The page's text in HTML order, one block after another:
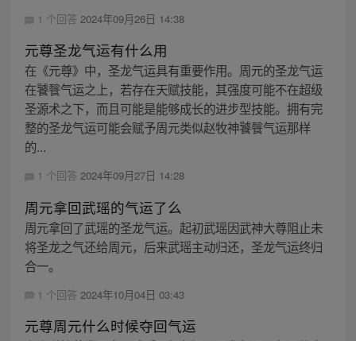
1 个回答 2024年09月26日 14:38
元尊圣龙气运有什么用
在《元尊》中，圣龙气运具有重要作用。周元的圣龙气运
在饕餮气运之上，若存在天赋技能，其强度可能不在超级
圣源术之下，而且可能是能够成长的进步型技能。拥有完
整的圣龙气运可能会赋予周元类似赵牧神饕餮气运那样
的...
1 个回答 2024年09月27日 14:28
周元拿回武瑶的气运了么
周元拿回了武瑶的圣龙气运。起初武瑶因武神大尊阻止未
将圣龙之气还给周元，后来武瑶主动归还，圣龙气运终归
合一。
1 个回答 2024年10月04日 03:43
元尊周元什么时候夺回气运